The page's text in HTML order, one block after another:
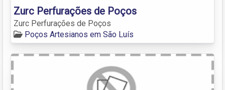
Zurc Perfurações de Poços
Zurc Perfurações de Poços
Poços Artesianos em São Luís